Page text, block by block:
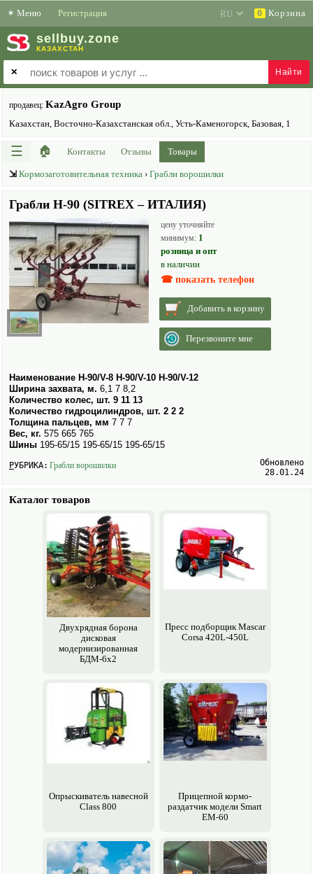
✶ Меню Регистрация 0 Корзина
sell buy.zone
КАЗАХСТАН
✕
продавец: KazAgro Group
Казахстан, Восточно-Казахстанская обл., Усть-Каменогорск, Базовая, 1
☰ 🏠 Контакты Отзывы Товары
⇲ Кормозаготовительная техника › Грабли ворошилки
Грабли H-90 (SITREX – ИТАЛИЯ)
цену уточняйте
минимум: 1
розница и опт
в наличии
☎ показать телефон
Добавить в корзину
Перезвоните мне
Наименование Н-90/V-8 Н-90/V-10 Н-90/V-12
Ширина захвата, м. 6,1 7 8,2
Количество колес, шт. 9 11 13
Количество гидроцилиндров, шт. 2 2 2
Толщина пальцев, мм 7 7 7
Вес, кг. 575 665 765
Шины 195-65/15 195-65/15 195-65/15
РУБРИКА: Грабли ворошилки
Обновлено
28.01.24
Каталог товаров
Двухрядная борона
дисковая
модернизированная
БДМ-6х2
Пресс подборщик Mascar
Corsa 420L-450L
Опрыски­ватель навесной
Class 800
Прицепной кормо­
раздатчик модели Smart
EM-60